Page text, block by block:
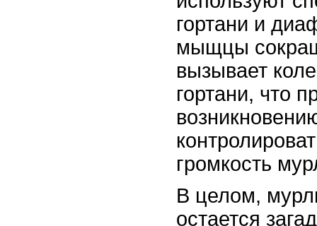
гортани и
мыщцы
вызывает
гортани, что
громкость
В целом,
остается